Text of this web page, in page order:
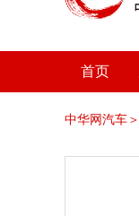
首页
中华网汽车＞